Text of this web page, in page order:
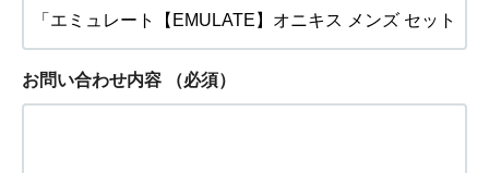
お問い合わせ内容 （必須）